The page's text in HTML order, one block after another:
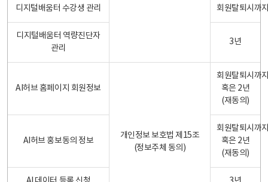
디지털배움터 수강생 관리 회원탈퇴시까
디지털배움터 역량진단자
관리
3년
AI허브 홈페이지 회원정보
개인정보 보호법 제15조
(정보주체 동의)
회원탈퇴시까
혹은 2년
(재동의)
AI허브 홍보동의 정보
회원탈퇴시까
혹은 2년
(재동의)